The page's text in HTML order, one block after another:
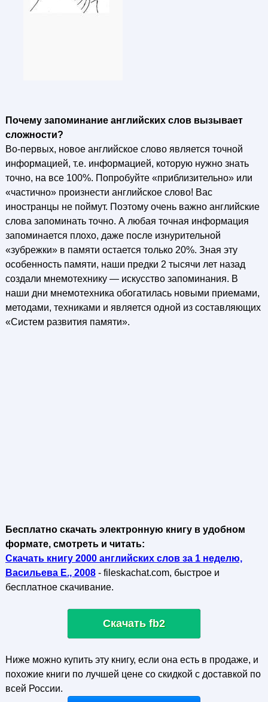
Почему запоминание английских слов вызывает
сложности?
Во-первых, новое английское слово является точной
информацией, т.е. информацией, которую нужно знать
точно, на все 100%. Попробуйте «приблизительно» или
«частично» произнести английское слово! Вас
иностранцы не поймут. Поэтому очень важно английские
слова запоминать точно. А любая точная информация
запоминается плохо, даже после изнурительной
«зубрежки» в памяти остается только 20%. Зная эту
особенность памяти, наши предки 2 тысячи лет назад
создали мнемотехнику — искусство запоминания. В
наши дни мнемотехника обогатилась новыми приемами,
методами, техниками и является одной из составляющих
«Систем развития памяти».
Бесплатно скачать электронную книгу в удобном
формате, смотреть и читать:
Скачать книгу 2000 английских слов за 1 неделю,
Васильева Е., 2008- fileskachat.com, быстрое и
бесплатное скачивание.
Скачать fb2
Ниже можно купить эту книгу, если она есть в продаже, и
похожие книги по лучшей цене со скидкой с доставкой по
всей России.